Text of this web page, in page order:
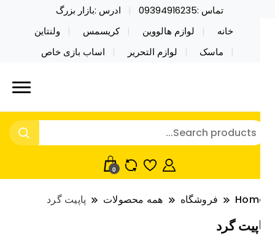
تماس :09394916235
ادرس :بازار بزرگ
خانه
لوازم هالووین کریسمس
ولنتاین
ماسک
لوازم التحریر اساب بازی خاص
تاین کادویی کریسمس اکسسوری
محصولات خاص فیجت اسباب بازی تراول ماگ نایکر
فروش عمده لوازم هالووین ولن تاین کادویی
اکسسوری ماسک در واردات مستقیم
0
فروشگاه همه محصولات پاپیت گرد
گرد